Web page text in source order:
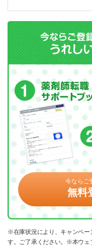
今ならご
無料
※在庫状況により、キャンペー
す。ご了承ください。※本ウェ